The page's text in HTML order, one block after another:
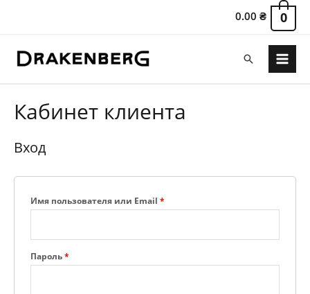
0.00₴ 0
Поиск
Main
Кабинет клиента
Вход
Имя пользователя или Email *
Пароль*